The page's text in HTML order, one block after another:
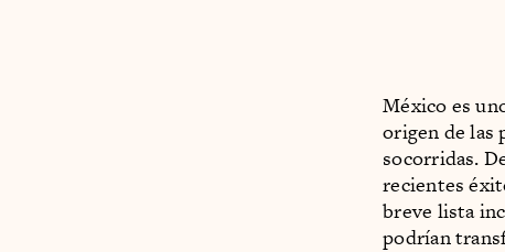
México es
origen de las
socorridas.
recientes
breve lista
podrían